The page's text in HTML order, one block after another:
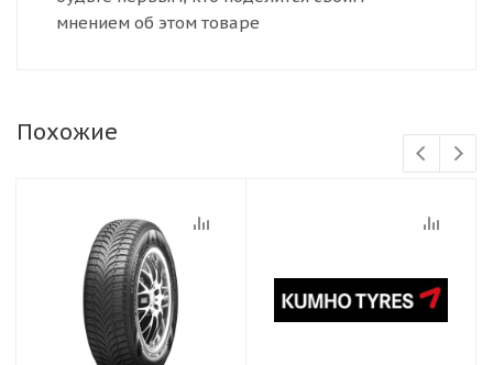
мнением об этом товаре
Похожие